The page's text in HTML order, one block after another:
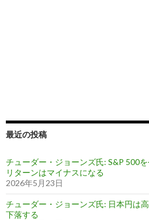
最近の投稿
チューダー・ジョーンズ氏: S&P 500
リターンはマイナスになる
2026年5月23日
チューダー・ジョーンズ氏: 日本円は
下落する